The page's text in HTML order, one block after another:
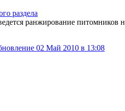
раздела
ранжирование питомников
02 Май 2010 в 13:08